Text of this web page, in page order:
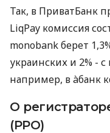
Так, в ПриватБанк
LiqPay комиссия
monobank берет
украинских и 2% -
например, в àбанк
О
(РРО)